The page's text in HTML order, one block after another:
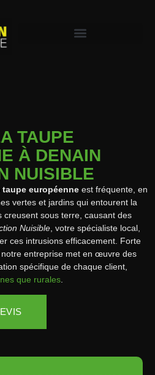
TAUPE
À DENAIN
NUISIBLE
taupe européenne est fréquente, en
vertes et jardins qui entourent la
creusent sous terre, causant des
Nuisible , votre spécialiste local,
ces intrusions efficacement. Forte
entreprise met en œuvre des
spécifique de chaque client,
que rurales